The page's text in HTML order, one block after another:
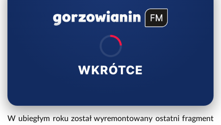
WKRÓTCE
W ubiegłym roku został wyremontowany ostatni fragment